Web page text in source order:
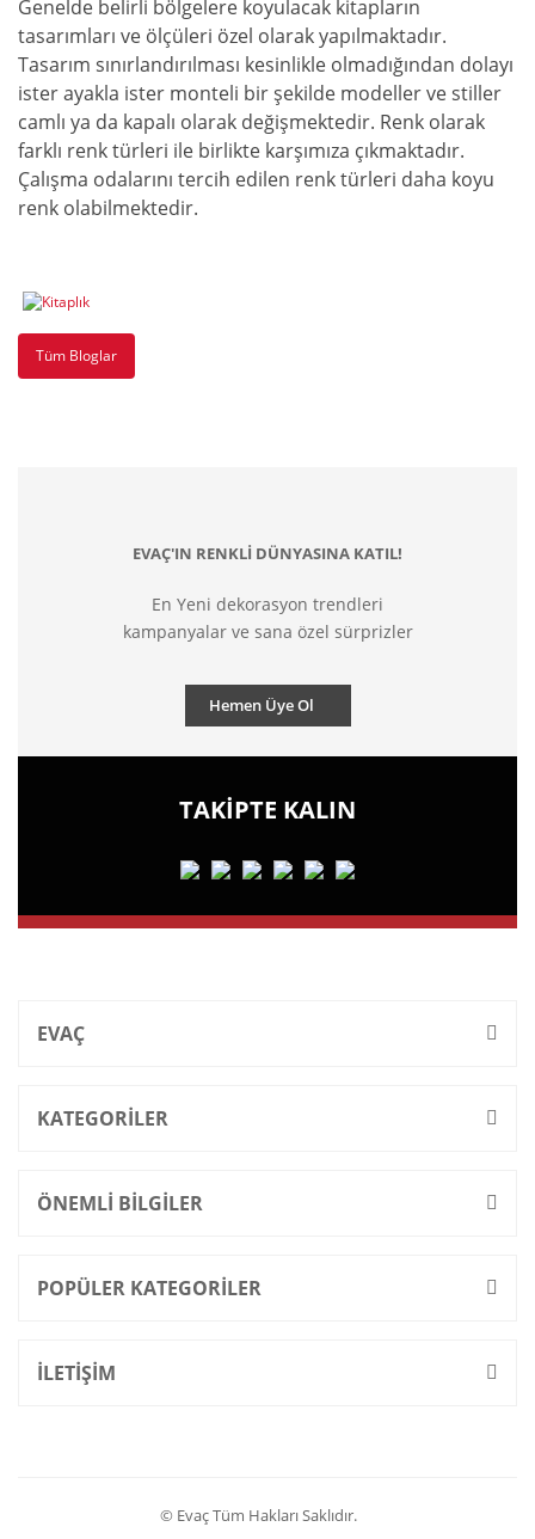
Genelde belirli bölgelere koyulacak kitapların
tasarımları ve ölçüleri özel olarak yapılmaktadır.
Tasarım sınırlandırılması kesinlikle olmadığından dolayı
ister ayakla ister monteli bir şekilde modeller ve stiller
camlı ya da kapalı olarak değişmektedir. Renk olarak
farklı renk türleri ile birlikte karşımıza çıkmaktadır.
Çalışma odalarını tercih edilen renk türleri daha koyu
renk olabilmektedir.
Tüm Bloglar
EVAÇ'IN RENKLİ DÜNYASINA KATIL!
En Yeni dekorasyon trendleri
kampanyalar ve sana özel sürprizler
Hemen Üye Ol
TAKİPTE KALIN
EVAÇ
KATEGORİLER
ÖNEMLİ BİLGİLER
POPÜLER KATEGORİLER
İLETİŞİM
© Evaç Tüm Hakları Saklıdır.